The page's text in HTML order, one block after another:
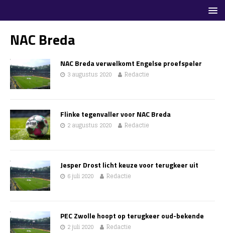
NAC Breda
NAC Breda verwelkomt Engelse proefspeler
3 augustus 2020 Redactie
Flinke tegenvaller voor NAC Breda
2 augustus 2020 Redactie
Jesper Drost licht keuze voor terugkeer uit
6 juli 2020 Redactie
PEC Zwolle hoopt op terugkeer oud-bekende
2 juli 2020 Redactie